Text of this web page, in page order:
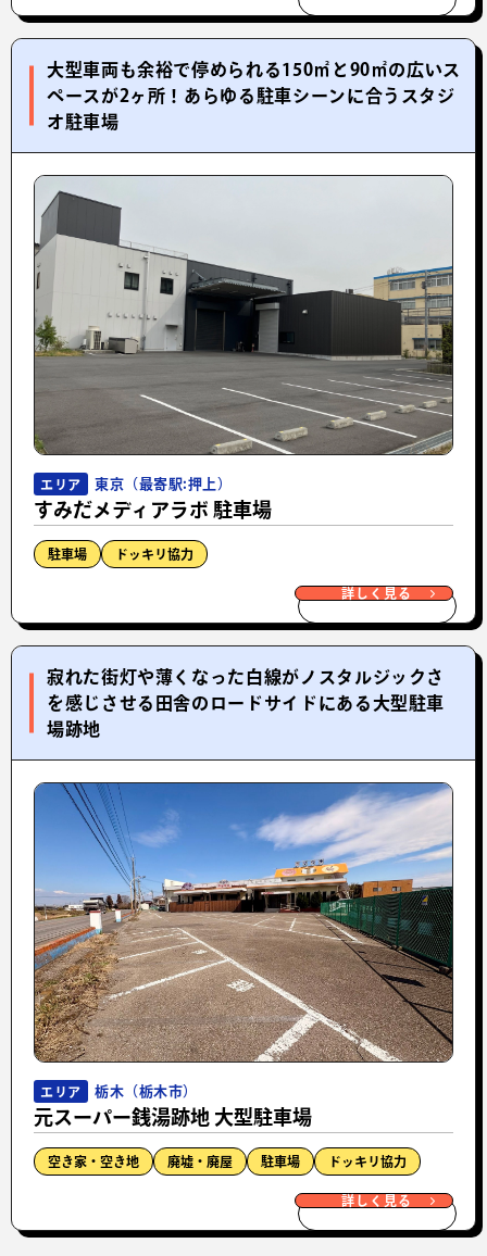
大型車両も余裕で停められる150㎡と90㎡の広いス
ペースが2ヶ所！あらゆる駐車シーンに合うスタジ
オ駐車場
エリア 東京（最寄駅:押上）
すみだメディアラボ 駐車場
駐車場 ドッキリ協力
詳しく見る
寂れた街灯や薄くなった白線がノスタルジックさ
を感じさせる田舎のロードサイドにある大型駐車
場跡地
エリア 栃木（栃木市）
元スーパー銭湯跡地 大型駐車場
空き家・空き地 廃墟・廃屋 駐車場 ドッキリ協力
詳しく見る